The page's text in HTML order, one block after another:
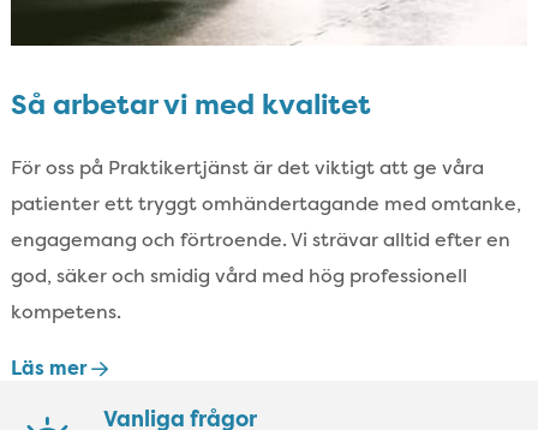
Så arbetar vi med kvalitet
För oss på Praktikertjänst är det viktigt att ge våra
patienter ett tryggt omhändertagande med omtanke,
engagemang och förtroende. Vi strävar alltid efter en
god, säker och smidig vård med hög professionell
kompetens.
Läs mer
Vanliga frågor